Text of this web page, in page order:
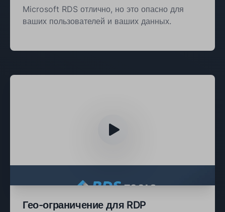
Microsoft RDS отлично, но это опасно для
ваших пользователей и ваших данных.
Гео-ограничение для RDP